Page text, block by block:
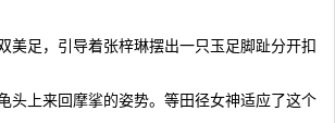
美足，引导着张梓琳摆出一只玉足脚趾分开扣
头上来回摩挲的姿势。等田径女神适应了这个